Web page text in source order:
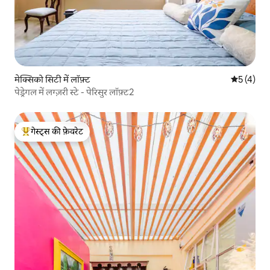
मेक्सिको सिटी में लॉफ़्ट औसत रेटिंग
5 (4)
पेड्रेगल में लग्ज़री स्टे - पेरिसुर लॉफ़्ट2
गेस्ट्स का टॉप फ़ेवरेट
गेस्ट्स की फ़ेवरेट